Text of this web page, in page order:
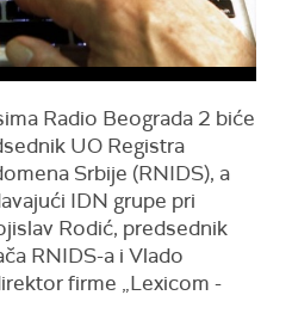
Radio Beograda 2 biće
UO Registra
Srbije (RNIDS), a
IDN grupe pri
Rodić, predsednik
RNIDS-a i Vlado
firme „Lexicom -